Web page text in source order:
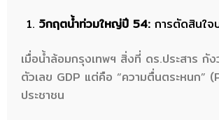
วิกฤตน้ำท่วมใหญ่ปี 54:การตัดสินใจ
เมื่อน้ำล้อมกรุงเทพฯ สิ่งที่ ดร.ประสาร กั
ตัวเลข GDP แต่คือ “ความตื่นตระหนก”
ประชาชน